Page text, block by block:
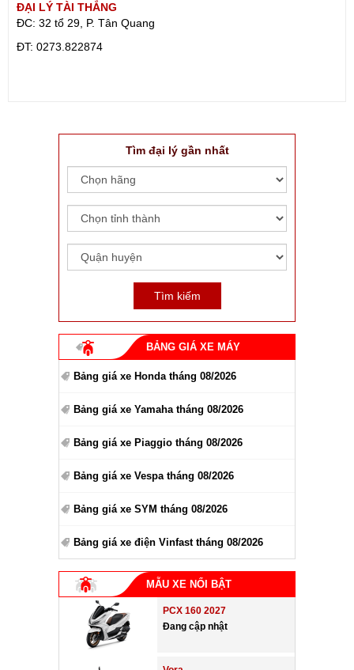
ĐẠI LÝ TÀI THẮNG
ĐC: 32 tổ 29, P. Tân Quang
ÐT: 0273.822874
Tìm đại lý gần nhất
BẢNG GIÁ XE MÁY
Bảng giá xe Honda tháng 08/2026
Bảng giá xe Yamaha tháng 08/2026
Bảng giá xe Piaggio tháng 08/2026
Bảng giá xe Vespa tháng 08/2026
Bảng giá xe SYM tháng 08/2026
Bảng giá xe điện Vinfast tháng 08/2026
MẪU XE NỔI BẬT
PCX 160 2027
Đang cập nhật